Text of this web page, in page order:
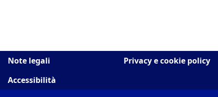
Note legali
Privacy e cookie policy
Accessibilità